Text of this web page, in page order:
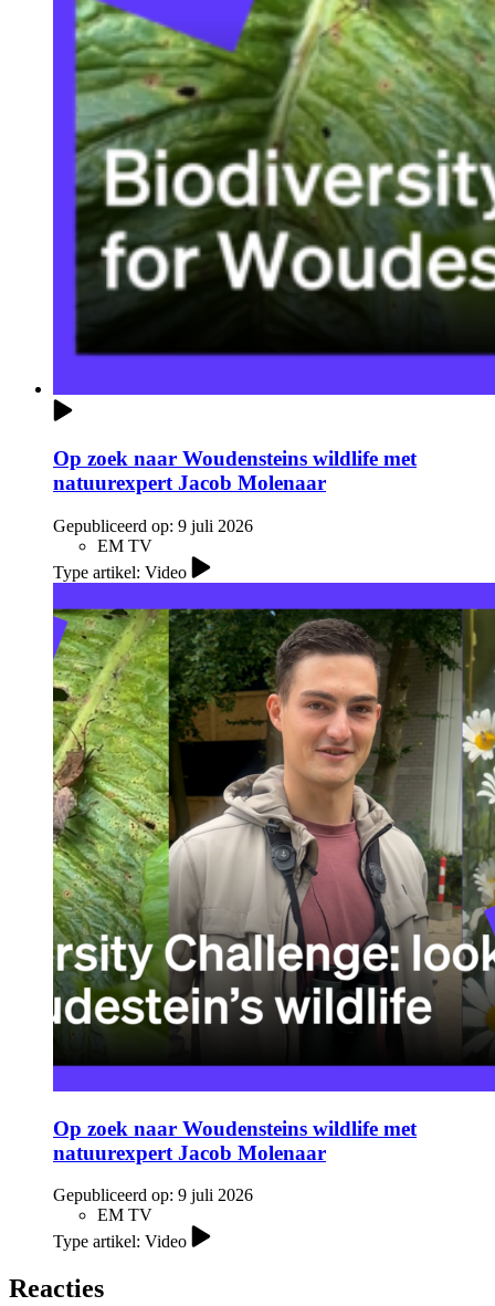
Op zoek naar Woudensteins wildlife met
natuurexpert Jacob Molenaar
Gepubliceerd op: 9 juli 2026
EM TV
Type artikel: Video
Op zoek naar Woudensteins wildlife met
natuurexpert Jacob Molenaar
Gepubliceerd op: 9 juli 2026
EM TV
Type artikel: Video
Reacties